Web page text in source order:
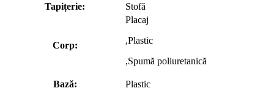
Tapițerie: Stofă
Corp:
Placaj
,Plastic
,Spumă poliuretanică
Bază:
Plastic